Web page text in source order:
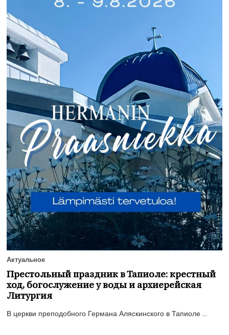
Актуальное
Престольный праздник в Тапиоле: крестный
ход, богослужение у воды и архиерейская
Литургия
В церкви преподобного Германа Аляскинского в Тапиоле ...